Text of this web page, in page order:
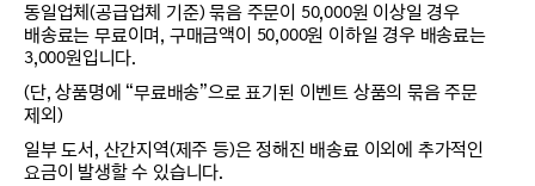
동일업체(공급업체 기준) 묶음 주문이 50,000원 이상일 경우
배송료는 무료이며, 구매금액이 50,000원 이하일 경우 배송료는
3,000원입니다.
(단, 상품명에 “무료배송”으로 표기된 이벤트 상품의 묶음 주문
제외)
일부 도서, 산간지역(제주 등)은 정해진 배송료 이외에 추가적인
요금이 발생할 수 있습니다.